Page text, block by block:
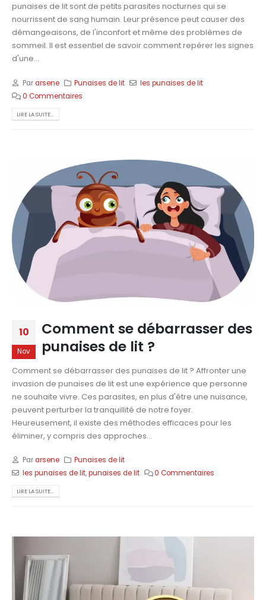
punaises de lit sont de petits parasites nocturnes qui se
nourrissent de sang humain. Leur présence peut causer des
démangeaisons, de l'inconfort et même des problèmes de
sommeil. Il est essentiel de savoir comment repérer les signes
d'une...
Pararsene Punaises de lit
les punaises de lit
0 Commentaires
LIRE LA SUITE...
10
Nov
Comment se débarrasser des
punaises de lit ?
Comment se débarrasser des punaises de lit ? Affronter une
invasion de punaises de lit est une expérience que personne
ne souhaite vivre. Ces parasites, en plus d'être une nuisance,
peuvent perturber la tranquillité de notre foyer.
Heureusement, il existe des méthodes efficaces pour les
éliminer, y compris des approches...
Pararsene
Punaises de lit
les punaises de lit,punaises de lit 0 Commentaires
LIRE LA SUITE...